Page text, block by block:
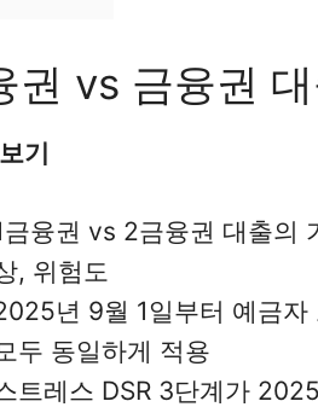
권 vs 금융권
기
금융권 vs 2금융권 대출의
, 위험도
년 9월 1일부터 예금자
두 동일하게 적용
트레스 DSR 3단계가